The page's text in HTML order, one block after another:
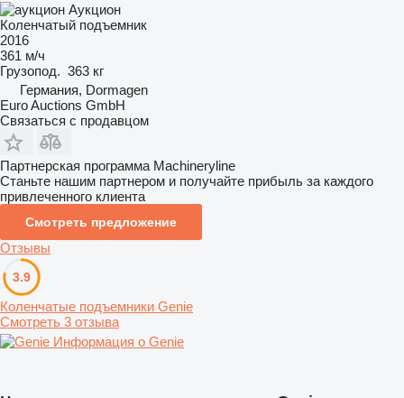
Аукцион
Коленчатый подъемник
2016
361 м/ч
Грузопод. 363 кг
Германия, Dormagen
Euro Auctions GmbH
Связаться с продавцом
Партнерская программа Machineryline
Станьте нашим партнером и получайте прибыль за каждого
привлеченного клиента
Смотреть предложение
Отзывы
3.9
Коленчатые подъемники Genie
Смотреть 3 отзыва
Информация о Genie